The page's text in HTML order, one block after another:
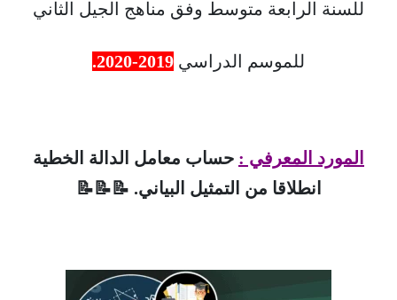
للسنة الرابعة متوسط وفق مناهج الجيل الثاني
للموسم الدراسي 2019-2020.
المورد المعرفي : حساب معامل الدالة الخطية
انطلاقا من التمثيل البياني. 📝📝📝